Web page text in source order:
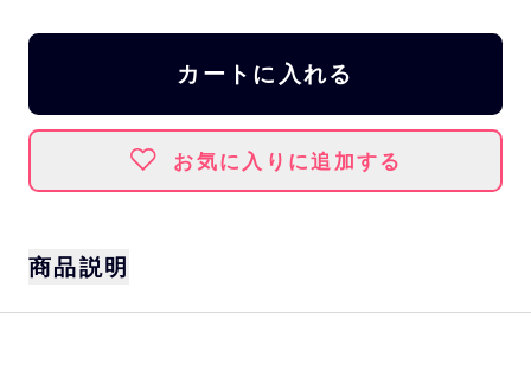
カートに入れる
お気に入りに追加する
商品説明